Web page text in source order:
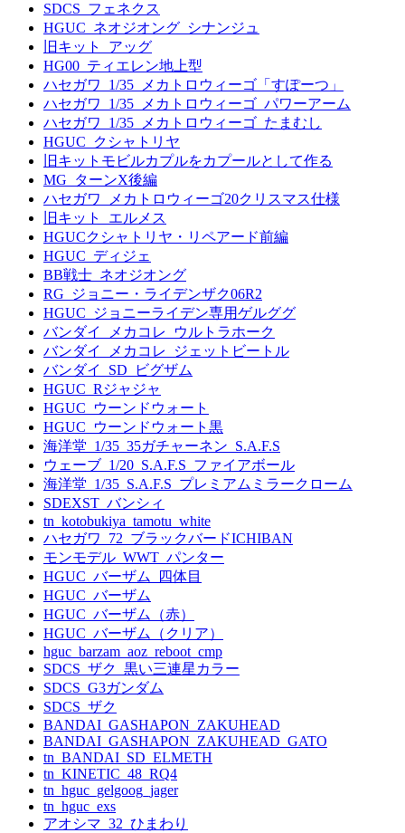
SDCS_フェネクス
HGUC_ネオジオング_シナンジュ
旧キット_アッグ
HG00_ティエレン地上型
ハセガワ_1/35_メカトロウィーゴ「すぽーつ」
ハセガワ_1/35_メカトロウィーゴ_パワーアーム
ハセガワ_1/35_メカトロウィーゴ_たまむし
HGUC_クシャトリヤ
旧キットモビルカプルをカプールとして作る
MG_ターンX後編
ハセガワ_メカトロウィーゴ20クリスマス仕様
旧キット_エルメス
HGUCクシャトリヤ・リペアード前編
HGUC_ディジェ
BB戦士_ネオジオング
RG_ジョニー・ライデンザク06R2
HGUC_ジョニーライデン専用ゲルググ
バンダイ_メカコレ_ウルトラホーク
バンダイ_メカコレ_ジェットビートル
バンダイ_SD_ビグザム
HGUC_Rジャジャ
HGUC_ウーンドウォート
HGUC_ウーンドウォート黒
海洋堂_1/35_35ガチャーネン_S.A.F.S
ウェーブ_1/20_S.A.F.S_ファイアボール
海洋堂_1/35_S.A.F.S_プレミアムミラークローム
SDEXST_バンシィ
tn_kotobukiya_tamotu_white
ハセガワ_72_ブラックバードICHIBAN
モンモデル_WWT_パンター
HGUC_バーザム_四体目
HGUC_バーザム
HGUC_バーザム（赤）
HGUC_バーザム（クリア）
hguc_barzam_aoz_reboot_cmp
SDCS_ザク_黒い三連星カラー
SDCS_G3ガンダム
SDCS_ザク
BANDAI_GASHAPON_ZAKUHEAD
BANDAI_GASHAPON_ZAKUHEAD_GATO
tn_BANDAI_SD_ELMETH
tn_KINETIC_48_RQ4
tn_hguc_gelgoog_jager
tn_hguc_exs
アオシマ_32_ひまわり